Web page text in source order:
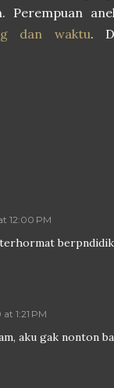
Perempuan
dan waktu.
12:00 PM
1:21 PM
aku gak nonton